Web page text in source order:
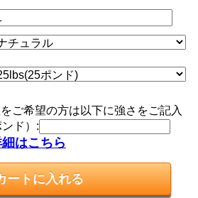
ご希望の方は以下に強さをご記入
ド）:
はこちら